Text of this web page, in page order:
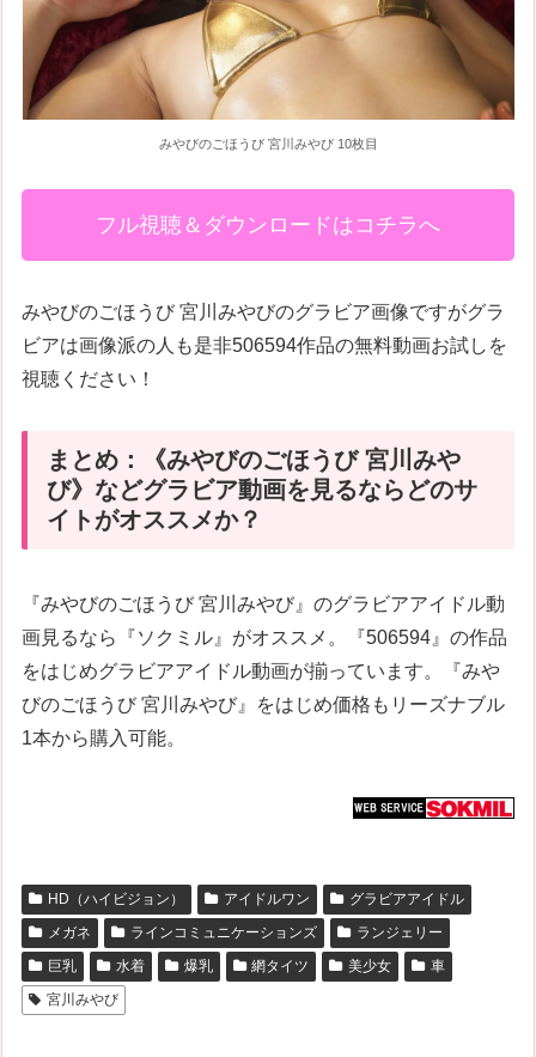
みやびのごほうび 宮川みやび 10枚目
フル視聴＆ダウンロードはコチラへ
みやびのごほうび 宮川みやびのグラビア画像ですがグラ
ビアは画像派の人も是非506594作品の無料動画お試しを
視聴ください！
まとめ：《みやびのごほうび 宮川みや
び》などグラビア動画を見るならどのサ
イトがオススメか？
『みやびのごほうび 宮川みやび』のグラビアアイドル動
画見るなら『ソクミル』がオススメ。『506594』の作品
をはじめグラビアアイドル動画が揃っています。『みや
びのごほうび 宮川みやび』をはじめ価格もリーズナブル
1本から購入可能。
HD（ハイビジョン） アイドルワン
グラビアアイドル
メガネ
ラインコミュニケーションズ
ランジェリー
巨乳
水着 爆乳 網タイツ 美少女
車
宮川みやび